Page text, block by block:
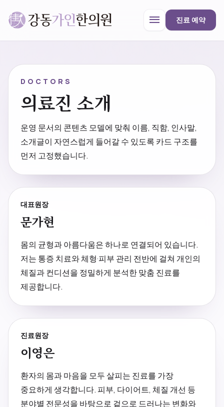
menu 진료 예약
강동가인한의원close
한의원 안내
진료과목
프로모션
블로그
공지사항
DOCTORS
의료진 소개
운영 문서의 콘텐츠 모델에 맞춰 이름, 직함, 인사말,
소개글이 자연스럽게 들어갈 수 있도록 카드 구조를
먼저 고정했습니다.
대표원장
문가현
몸의 균형과 아름다움은 하나로 연결되어 있습니다.
저는 통증 치료와 체형·피부 관리 전반에 걸쳐 개인의
체질과 컨디션을 정밀하게 분석한 맞춤 진료를
제공합니다.
진료원장
이영은
환자의 몸과 마음을 모두 살피는 진료를 가장
중요하게 생각합니다. 피부, 다이어트, 체질 개선 등
분야별 전문성을 바탕으로 겉으로 드러나는 변화와